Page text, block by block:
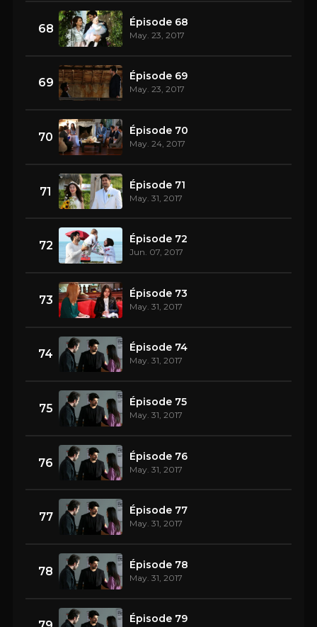
68 Épisode 68
May. 23, 2017
69 Épisode 69
May. 23, 2017
70 Épisode 70
May. 24, 2017
71 Épisode 71
May. 31, 2017
72 Épisode 72
Jun. 07, 2017
73 Épisode 73
May. 31, 2017
74 Épisode 74
May. 31, 2017
75 Épisode 75
May. 31, 2017
76 Épisode 76
May. 31, 2017
77 Épisode 77
May. 31, 2017
78 Épisode 78
May. 31, 2017
Épisode 79